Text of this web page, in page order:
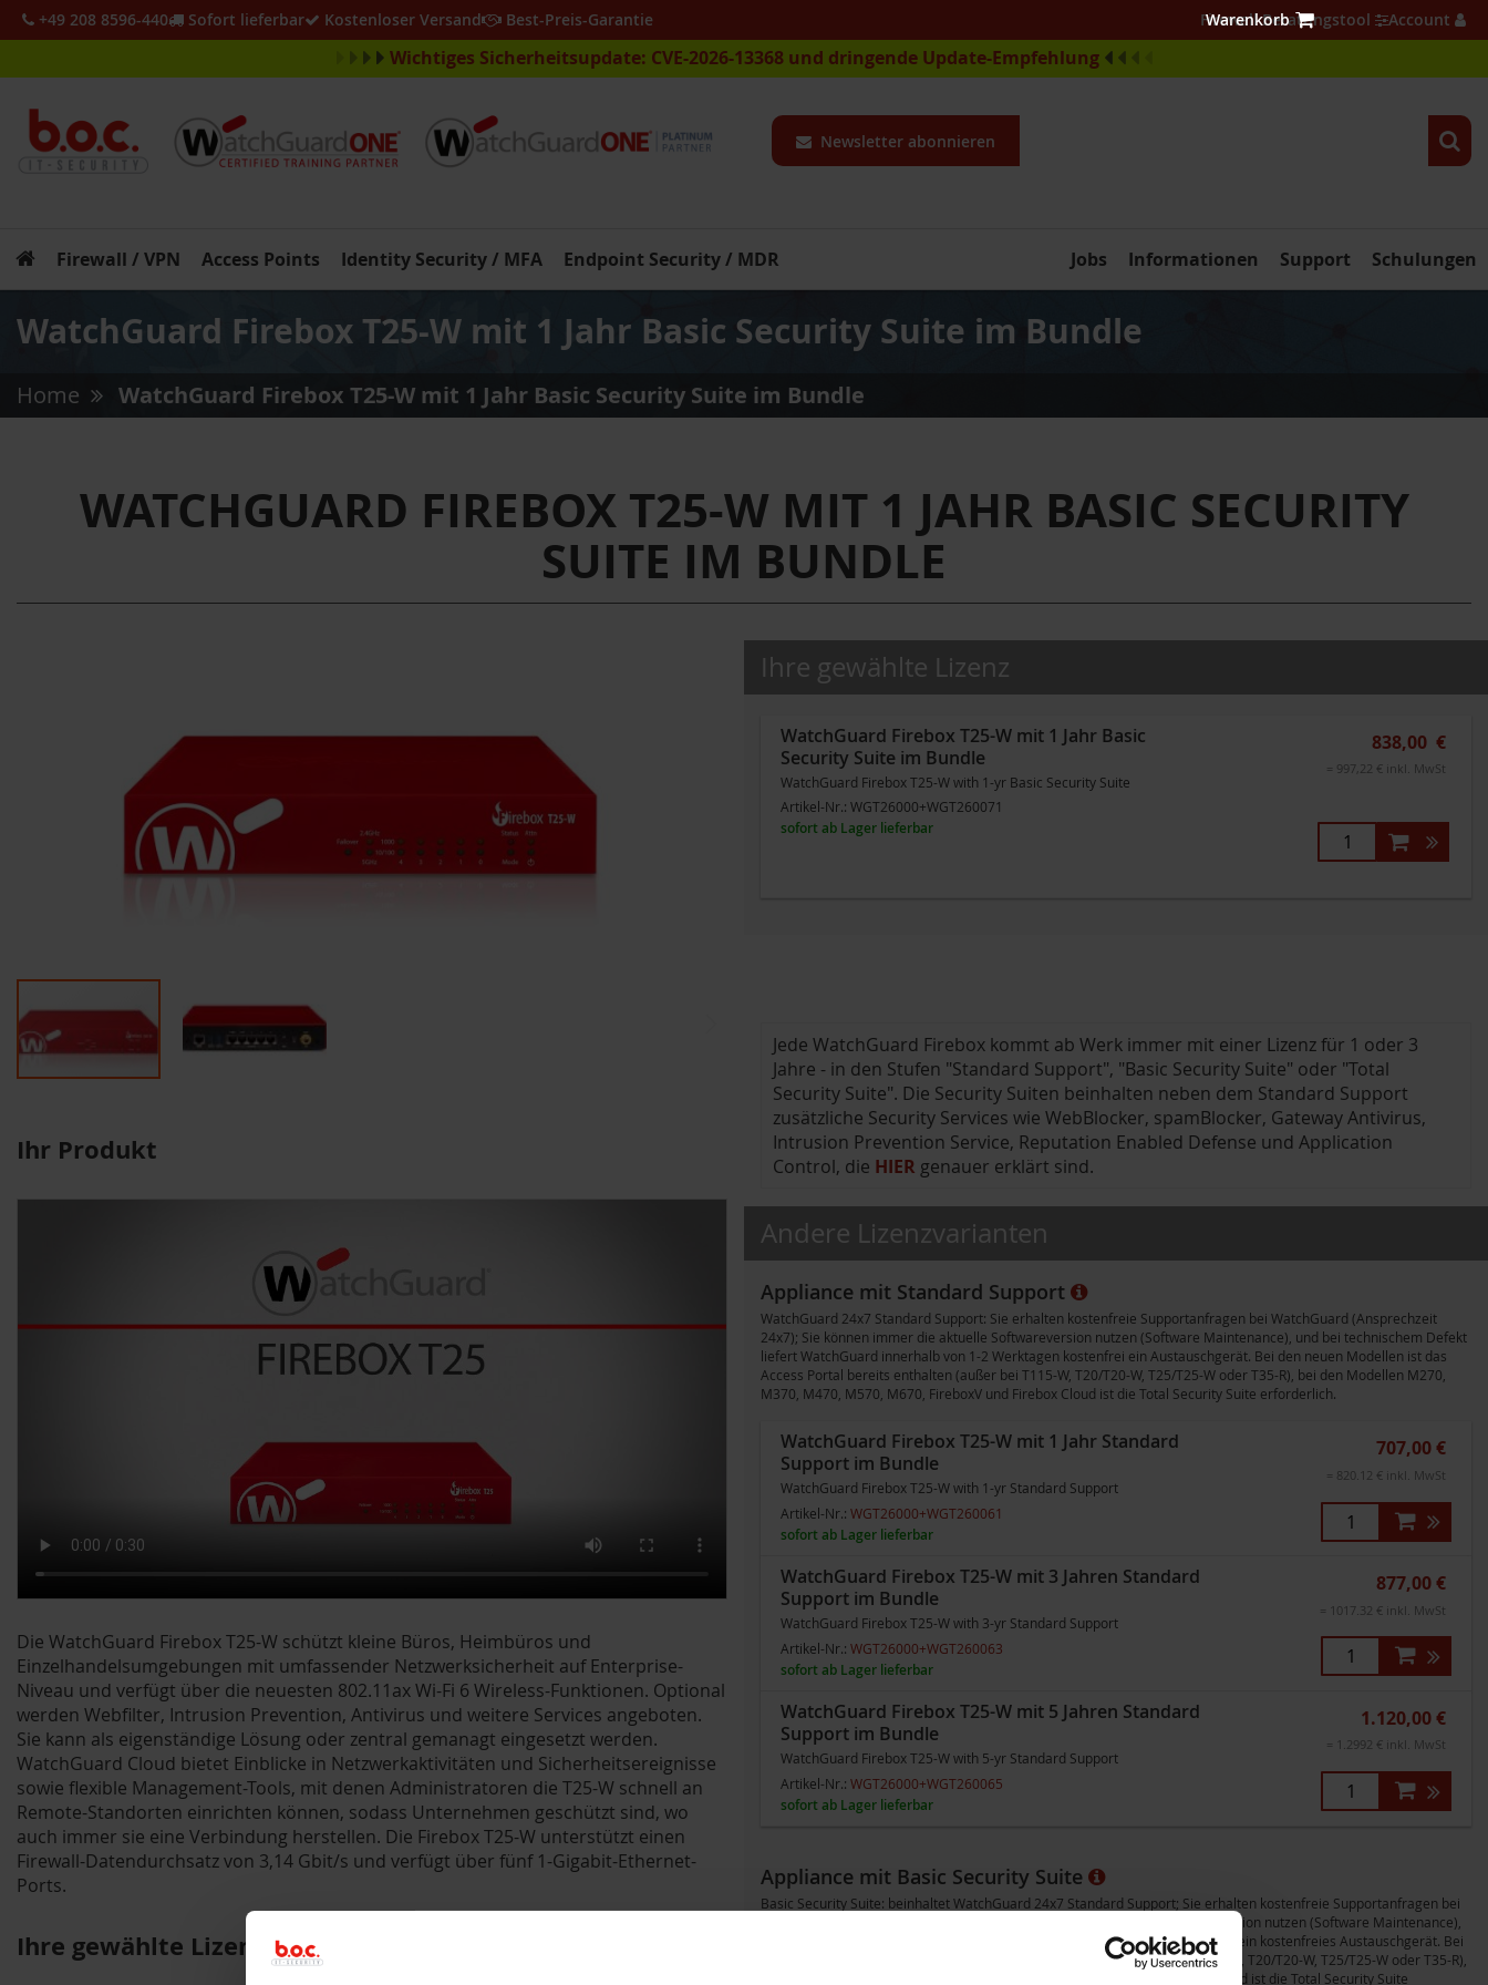
Wichtiges Sicherheitsupdate: CVE-2026-13368 und dringende Update-Empfehlung
Newsletter abonnieren
+49 208 8596-440 Sofort lieferbar Kostenloser Versand Best-Preis-Garantie Firewall Beratungstool Account
Firewall / VPN Access Points Identity Security / MFA Endpoint Security / MDR Schulungen
Support
Informationen
Jobs
WatchGuard Firebox T25-W mit 1 Jahr Basic Security Suite im Bundle
Home WatchGuard Firebox T25-W mit 1 Jahr Basic Security Suite im Bundle
WATCHGUARD FIREBOX T25-W MIT 1 JAHR BASIC SECURITY
SUITE IM BUNDLE
Ihr Produkt
Die WatchGuard Firebox T25-W schützt kleine Büros, Heimbüros und
Einzelhandelsumgebungen mit umfassender Netzwerksicherheit auf Enterprise-
Niveau und verfügt über die neuesten 802.11ax Wi-Fi 6 Wireless-Funktionen. Optional
werden Webfilter, Intrusion Prevention, Antivirus und weitere Services angeboten.
Sie kann als eigenständige Lösung oder zentral gemanagt eingesetzt werden.
WatchGuard Cloud bietet Einblicke in Netzwerkaktivitäten und Sicherheitsereignisse
sowie flexible Management-Tools, mit denen Administratoren die T25-W schnell an
Remote-Standorten einrichten können, sodass Unternehmen geschützt sind, wo
auch immer sie eine Verbindung herstellen. Die Firebox T25-W unterstützt einen
Firewall-Datendurchsatz von 3,14 Gbit/s und verfügt über fünf 1-Gigabit-Ethernet-
Ports.
Ihre gewählte Lizensierung
Ihre gewählte Lizenz
WatchGuard Firebox T25-W mit 1 Jahr Basic
Security Suite im Bundle
WatchGuard Firebox T25-W with 1-yr Basic Security Suite
Artikel-Nr.: WGT26000+WGT260071
sofort ab Lager lieferbar
838,00 €
= 997,22 € inkl. MwSt
Jede WatchGuard Firebox kommt ab Werk immer mit einer Lizenz für 1 oder 3
Jahre - in den Stufen "Standard Support", "Basic Security Suite" oder "Total
Security Suite". Die Security Suiten beinhalten neben dem Standard Support
zusätzliche Security Services wie WebBlocker, spamBlocker, Gateway Antivirus,
Intrusion Prevention Service, Reputation Enabled Defense und Application
Control, die HIER genauer erklärt sind.
Andere Lizenzvarianten
Appliance mit Standard Support
WatchGuard 24x7 Standard Support: Sie erhalten kostenfreie Supportanfragen bei WatchGuard (Ansprechzeit
24x7); Sie können immer die aktuelle Softwareversion nutzen (Software Maintenance), und bei technischem Defekt
liefert WatchGuard innerhalb von 1-2 Werktagen kostenfrei ein Austauschgerät. Bei den neuen Modellen ist das
Access Portal bereits enthalten (außer bei T115-W, T20/T20-W, T25/T25-W oder T35-R), bei den Modellen M270,
M370, M470, M570, M670, FireboxV und Firebox Cloud ist die Total Security Suite erforderlich.
WatchGuard Firebox T25-W mit 1 Jahr Standard
Support im Bundle
WatchGuard Firebox T25-W with 1-yr Standard Support
Artikel-Nr.: WGT26000+WGT260061
sofort ab Lager lieferbar
707,00 €
= 820.12 € inkl. MwSt
WatchGuard Firebox T25-W mit 3 Jahren Standard
Support im Bundle
WatchGuard Firebox T25-W with 3-yr Standard Support
Artikel-Nr.: WGT26000+WGT260063
sofort ab Lager lieferbar
877,00 €
= 1017.32 € inkl. MwSt
WatchGuard Firebox T25-W mit 5 Jahren Standard
Support im Bundle
WatchGuard Firebox T25-W with 5-yr Standard Support
Artikel-Nr.: WGT26000+WGT260065
sofort ab Lager lieferbar
1.120,00 €
= 1.2992 € inkl. MwSt
Appliance mit Basic Security Suite
Basic Security Suite: beinhaltet WatchGuard 24x7 Standard Support; Sie erhalten kostenfreie Supportanfragen bei
WatchGuard (Ansprechzeit 24x7); Sie können immer die aktuelle Softwareversion nutzen (Software Maintenance),
und bei technischem Defekt liefert WatchGuard innerhalb von 1-2 Werktagen ein kostenfreies Austauschgerät. Bei
den neuen Modellen ist das Access Portal bereits enthalten (außer bei T115-W, T20/T20-W, T25/T25-W oder T35-R),
bei den Modellen M270, M370, M470, M570, M670, FireboxV und Firebox Cloud ist die Total Security Suite